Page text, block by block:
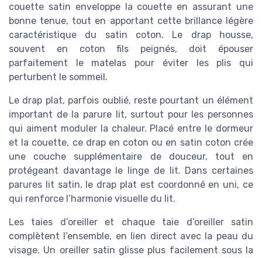
couette satin enveloppe la couette en assurant une
bonne tenue, tout en apportant cette brillance légère
caractéristique du satin coton. Le drap housse,
souvent en coton fils peignés, doit épouser
parfaitement le matelas pour éviter les plis qui
perturbent le sommeil.
Le drap plat, parfois oublié, reste pourtant un élément
important de la parure lit, surtout pour les personnes
qui aiment moduler la chaleur. Placé entre le dormeur
et la couette, ce drap en coton ou en satin coton crée
une couche supplémentaire de douceur, tout en
protégeant davantage le linge de lit. Dans certaines
parures lit satin, le drap plat est coordonné en uni, ce
qui renforce l’harmonie visuelle du lit.
Les taies d’oreiller et chaque taie d’oreiller satin
complètent l’ensemble, en lien direct avec la peau du
visage. Un oreiller satin glisse plus facilement sous la